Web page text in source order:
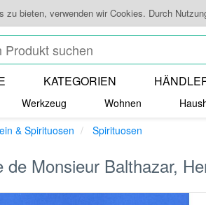
zu bieten, verwenden wir Cookies. Durch
KATEGORIEN
Werkzeug Wohnen
& Spirituosen Spirituosen
Monsieur Balthazar,